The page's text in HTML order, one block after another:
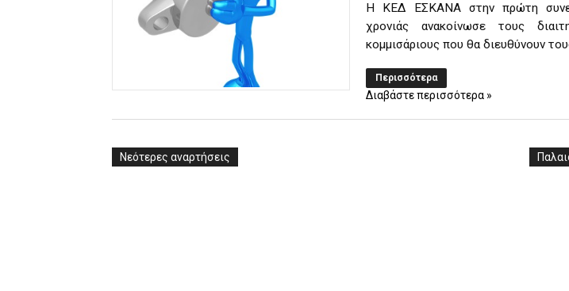
Play off B εφήβων Β φάση Στο f4 ΑΕ Ρέντη, Πέρα , Ερμής Αργυρ. και
Η ΚΕΔ ΕΣΚΑΝΑ στην πρώτη
χρονιάς ανακοίνωσε τους
κομμισάριους που θα διευθύνουν
Περισσότερα
Διαβάστε περισσότερα »
Νεότερες αναρτήσεις